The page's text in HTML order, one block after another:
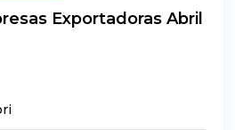
Exportadoras Abril